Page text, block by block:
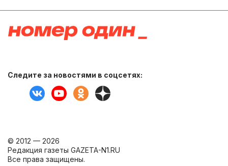
Следите за новостями в соцсетях:
© 2012 — 2026
Редакция газеты GAZETA-N1.RU
Все права защищены.